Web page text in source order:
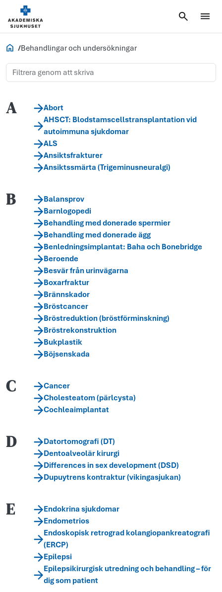
Akademiska.se
Behandlingar och undersökningar
A
Abort
AHSCT: Blodstamscellstransplantation vid
autoimmuna sjukdomar
ALS
Ansiktsfrakturer
Ansiktssmärta (Trigeminusneuralgi)
B
Balansprov
Barnlogopedi
Behandling med donerade spermier
Behandling med donerade ägg
Benledningsimplantat: Baha och Bonebridge
Beroende
Besvär från urinvägarna
Boxarfraktur
Brännskador
Bröstcancer
Bröstreduktion (bröstförminskning)
Bröstrekonstruktion
Bukplastik
Böjsenskada
C
Cancer
Cholesteatom (pärlcysta)
Cochleaimplantat
D
Datortomografi (DT)
Dentoalveolär kirurgi
Differences in sex development (DSD)​
Dupuytrens kontraktur (vikingasjukan)
E
Endokrina sjukdomar
Endometrios
Endoskopisk retrograd kolangiopankreatografi
(ERCP)
Epilepsi
Epilepsikirurgisk utredning och behandling – för
dig som patient